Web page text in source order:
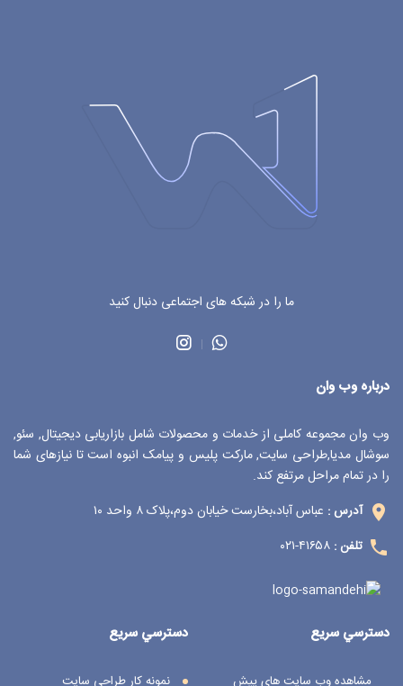
درباره وب وان
وب وان مجموعه کاملی از خدمات و محصولات شامل بازاریابی دیجیتال, سئو,
سوشال مدیا,طراحی سایت, مارکت پلیس و پیامک انبوه است تا نیازهای شما
را در تمام مراحل مرتفع کند.
آدرس : عباس آباد،بخارست خیابان دوم،پلاک ۸ واحد ۱۰
تلفن : ۴۱۶۵۸-۰۲۱
ما را در شبکه های اجتماعی دنبال کنید
دسترسي سريع
نمونه کار طراحی سایت
دسترسي سريع
مشاهده وب سایت های پیش